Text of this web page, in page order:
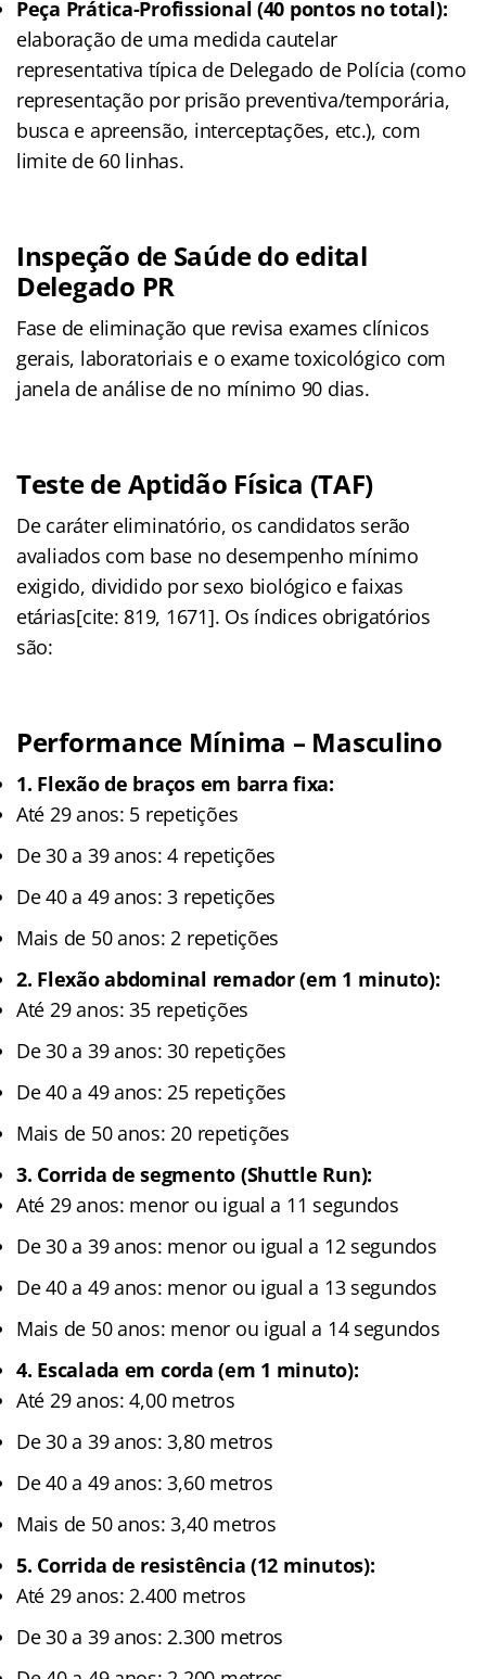
Peça Prática-Profissional (40 pontos no total):
elaboração de uma medida cautelar
representativa típica de Delegado de Polícia (como
representação por prisão preventiva/temporária,
busca e apreensão, interceptações, etc.), com
limite de 60 linhas.
Inspeção de Saúde do edital
Delegado PR
Fase de eliminação que revisa exames clínicos
gerais, laboratoriais e o exame toxicológico com
janela de análise de no mínimo 90 dias.
Teste de Aptidão Física (TAF)
De caráter eliminatório, os candidatos serão
avaliados com base no desempenho mínimo
exigido, dividido por sexo biológico e faixas
etárias[cite: 819, 1671]. Os índices obrigatórios
são:
Performance Mínima – Masculino
1. Flexão de braços em barra fixa:
Até 29 anos: 5 repetições
De 30 a 39 anos: 4 repetições
De 40 a 49 anos: 3 repetições
Mais de 50 anos: 2 repetições
2. Flexão abdominal remador (em 1 minuto):
Até 29 anos: 35 repetições
De 30 a 39 anos: 30 repetições
De 40 a 49 anos: 25 repetições
Mais de 50 anos: 20 repetições
3. Corrida de segmento (Shuttle Run):
Até 29 anos: menor ou igual a 11 segundos
De 30 a 39 anos: menor ou igual a 12 segundos
De 40 a 49 anos: menor ou igual a 13 segundos
Mais de 50 anos: menor ou igual a 14 segundos
4. Escalada em corda (em 1 minuto):
Até 29 anos: 4,00 metros
De 30 a 39 anos: 3,80 metros
De 40 a 49 anos: 3,60 metros
Mais de 50 anos: 3,40 metros
5. Corrida de resistência (12 minutos):
Até 29 anos: 2.400 metros
De 30 a 39 anos: 2.300 metros